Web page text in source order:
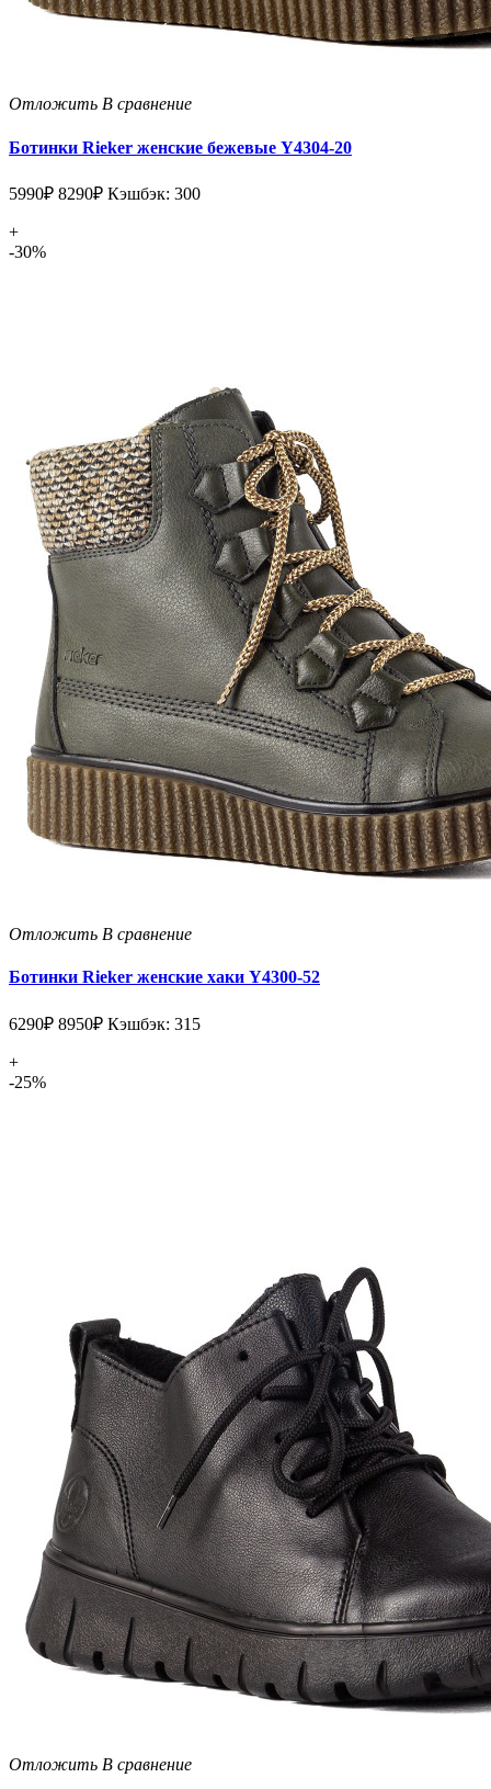
Отложить В сравнение
Ботинки Rieker женские бежевые Y4304-20
5990₽ 8290₽ Кэшбэк: 300
+
-30%
Отложить В сравнение
Ботинки Rieker женские хаки Y4300-52
6290₽ 8950₽ Кэшбэк: 315
+
-25%
Отложить В сравнение